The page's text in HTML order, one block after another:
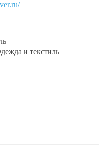
и текстиль